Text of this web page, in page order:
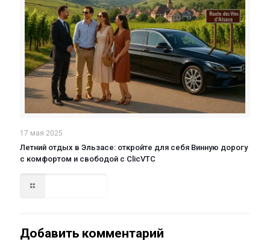
17 мая 2025
Летний отдых в Эльзасе: откройте для себя Винную дорогу
с комфортом и свободой с ClicVTC
Добавить комментарий